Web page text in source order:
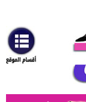
مرأة
أزياء
أزياء